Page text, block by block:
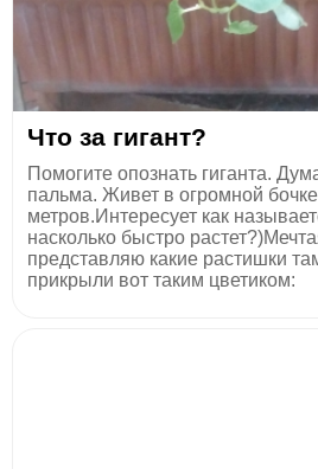
Что за гигант?
Помогите опознать гиганта.
пальма. Живет в огромной
метров.Интересует как
насколько быстро
представляю какие растишки
прикрыли вот таким цветиком: